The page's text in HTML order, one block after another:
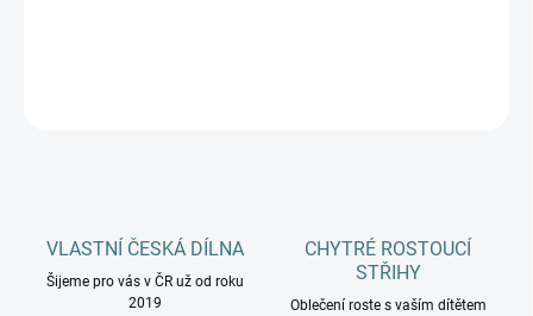
VLASTNÍ ČESKÁ DÍLNA
Šijeme pro vás v ČR už od roku
2019
CHYTRÉ ROSTOUCÍ
STŘIHY
Oblečení roste s vaším dítětem